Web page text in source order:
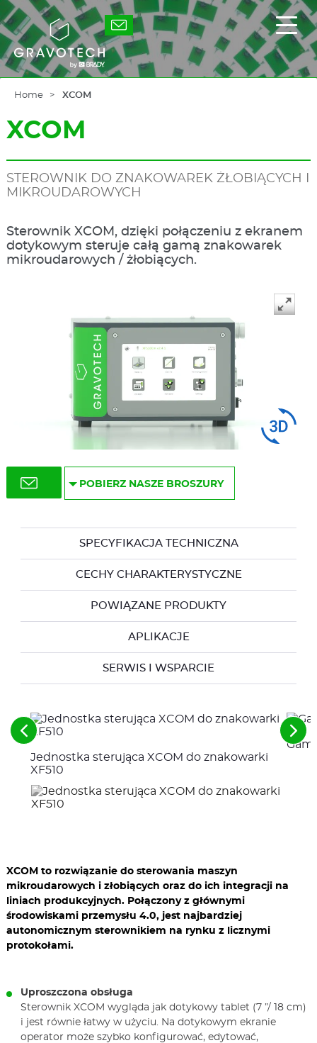
Skip
to
main
content
Gravotech
the
main
Home XCOM
XCOM
STEROWNIK DO ZNAKOWAREK ŻŁOBIĄCYCH I
MIKROUDAROWYCH
Sterownik XCOM, dzięki połączeniu z ekranem
dotykowym steruje całą gamą znakowarek
mikroudarowych / żłobiących.
Swipe
to spin
POBIERZ NASZE BROSZURY
SPECYFIKACJA TECHNICZNA
CECHY CHARAKTERYSTYCZNE
POWIĄZANE PRODUKTY
APLIKACJE
SERWIS I WSPARCIE
Jednostka sterująca XCOM do znakowarki
XF510
See
the
previous
elements
See
the
XCOM to rozwiązanie do sterowania maszyn
mikroudarowych i złobiących oraz do ich integracji na
liniach produkcyjnych. Połączony z głównymi
środowiskami przemysłu 4.0, jest najbardziej
autonomicznym sterownikiem na rynku z licznymi
protokołami.
Uproszczona obsługa
Sterownik XCOM wygląda jak dotykowy tablet (7 ”/ 18 cm)
i jest równie łatwy w użyciu. Na dotykowym ekranie
operator może szybko konfigurować, edytować,